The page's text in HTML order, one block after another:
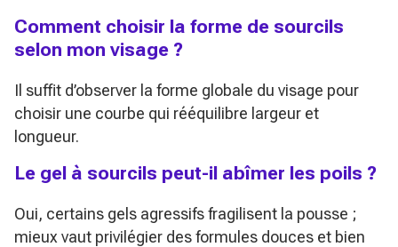
Comment choisir la forme de sourcils
selon mon visage ?
Il suffit d’observer la forme globale du visage pour
choisir une courbe qui rééquilibre largeur et
longueur.
Le gel à sourcils peut-il abîmer les poils ?
Oui, certains gels agressifs fragilisent la pousse ;
mieux vaut privilégier des formules douces et bien